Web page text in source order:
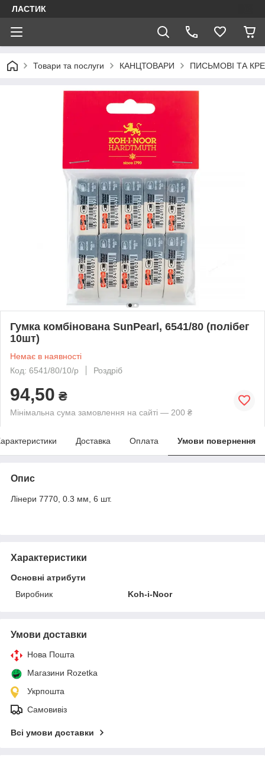
ЛАСТИК
Товари та послуги КАНЦТОВАРИ ПИСЬМОВІ ТА
Гумка комбінована SunPearl, 6541/80 (полібег
10шт)
Немає в наявності
Код: 6541/80/10/p
Роздріб
94,50 ₴
Мінімальна сума замовлення на сайті — 200 ₴
Доставка Оплата Умови повернення
Опис
Лінери 7770, 0.3 мм, 6 шт.
Характеристики
Основні атрибути
Виробник
Koh-i-Noor
Умови доставки
Нова Пошта
Магазини Rozetka
Укрпошта
Самовивіз
Всі умови доставки